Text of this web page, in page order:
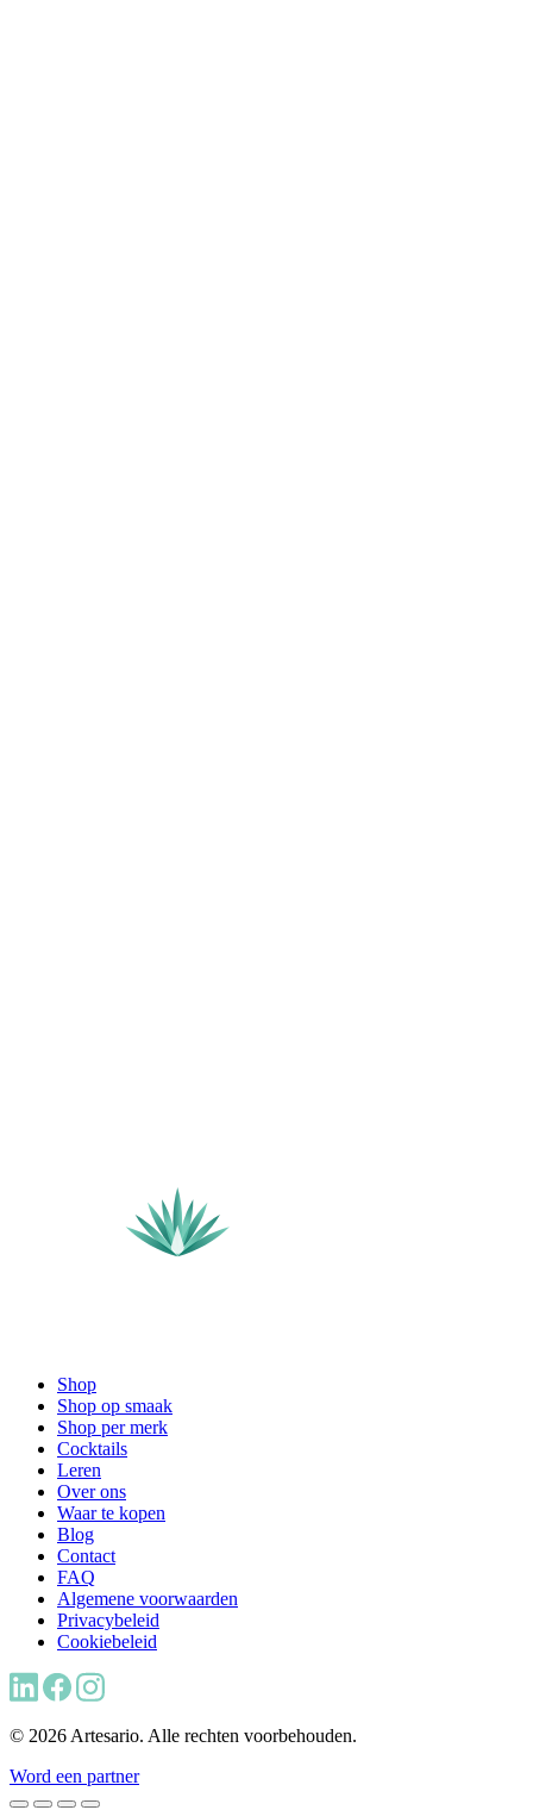
Shop
Shop op smaak
Shop per merk
Cocktails
Leren
Over ons
Waar te kopen
Blog
Contact
FAQ
Algemene voorwaarden
Privacybeleid
Cookiebeleid
© 2026 Artesario. Alle rechten voorbehouden.
Word een partner